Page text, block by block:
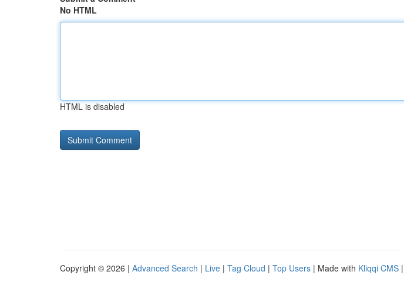
No HTML
HTML is disabled
Copyright © 2026 | Advanced Search | Live | Tag Cloud | Top Users | Made with Kliqqi CMS |